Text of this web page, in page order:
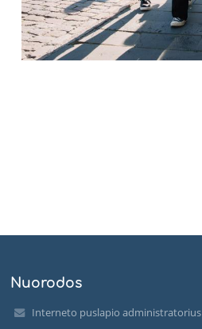
Nuorodos
Interneto puslapio administratorius